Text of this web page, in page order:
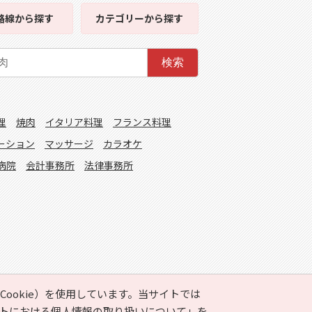
）を使用しています。当サイトでは
線から探す カテゴリーから探す
検索
焼肉 イタリア料理
フランス料理
ション マッサージ
カラオケ
院 会計事務所 法律事務所